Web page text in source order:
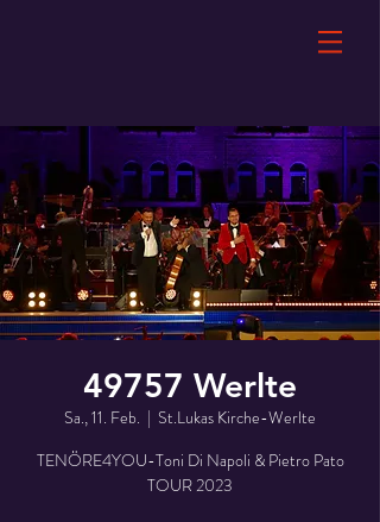
49757 Werlte
Sa., 11. Feb.
  |
St.Lukas Kirche-Werlte
TENÖRE4YOU-Toni Di Napoli & Pietro Pato
TOUR 2023